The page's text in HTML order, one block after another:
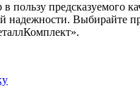
пользу предсказуемого
надежности. Выбирайте